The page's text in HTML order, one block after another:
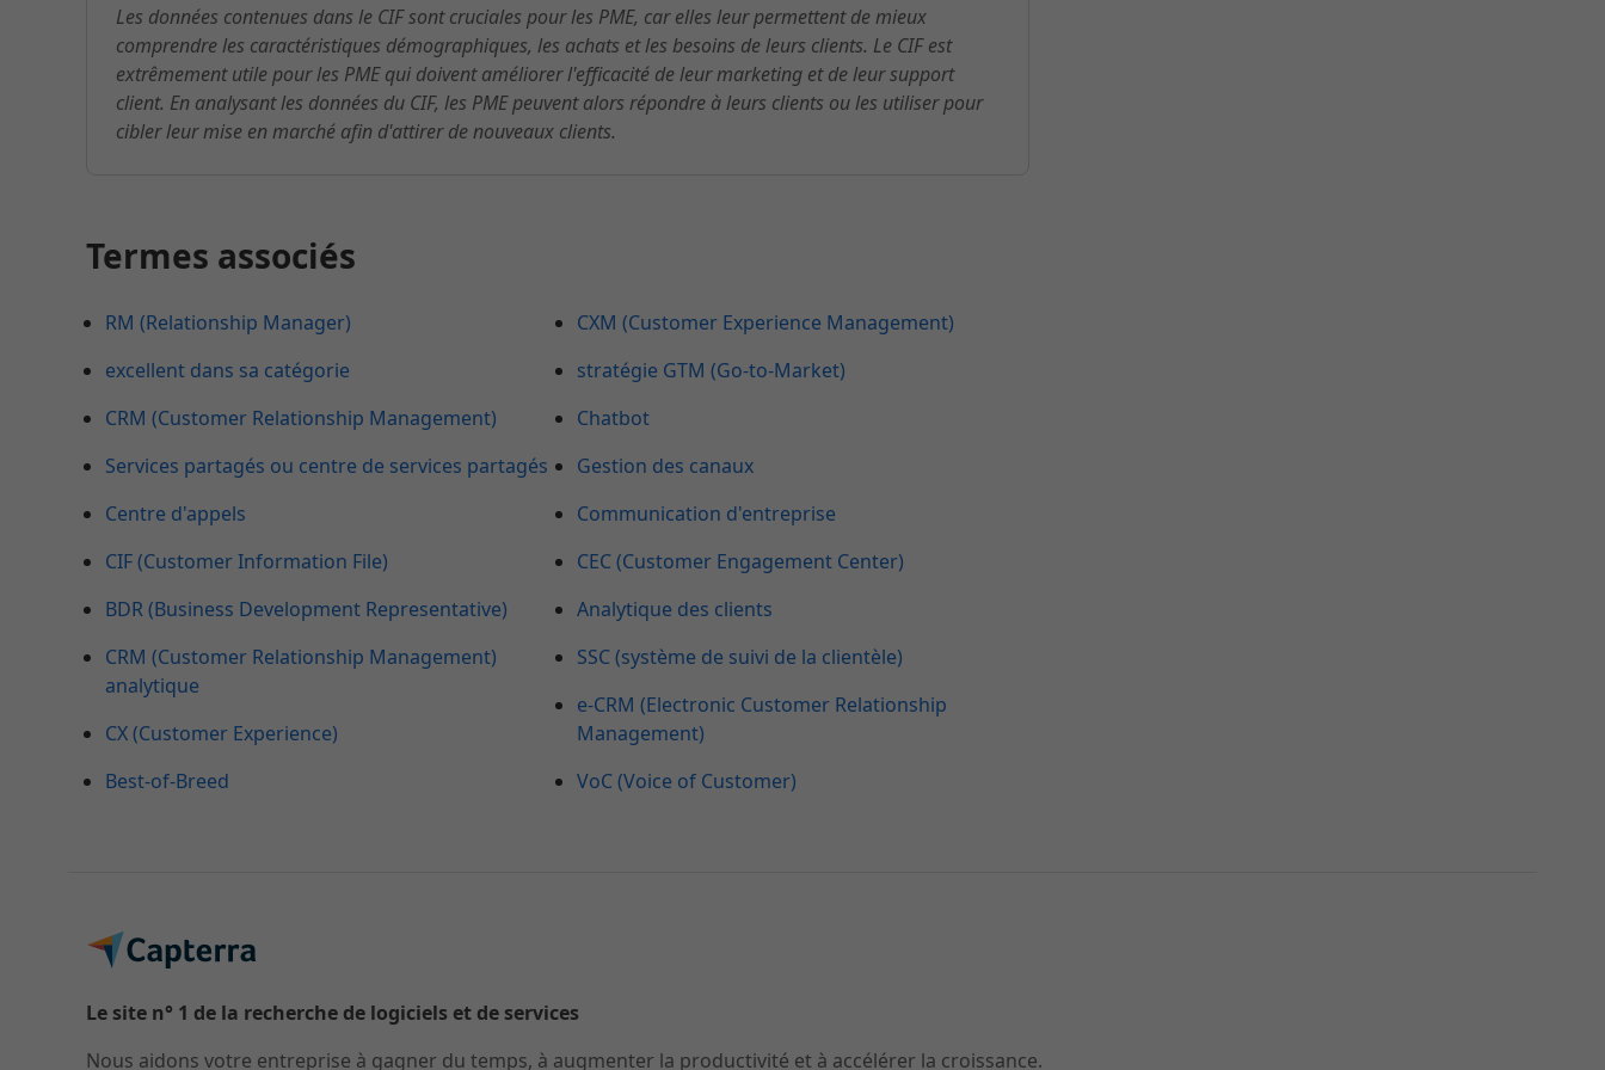
Les données contenues dans le CIF sont cruciales pour les PME, car elles leur permettent de mieux
comprendre les caractéristiques démographiques, les achats et les besoins de leurs clients. Le CIF est
extrêmement utile pour les PME qui doivent améliorer l'efficacité de leur marketing et de leur support
client. En analysant les données du CIF, les PME peuvent alors répondre à leurs clients ou les utiliser pour
cibler leur mise en marché afin d'attirer de nouveaux clients.
Termes associés
RM (Relationship Manager)
excellent dans sa catégorie
CRM (Customer Relationship Management)
Services partagés ou centre de services partagés
Centre d'appels
CIF (Customer Information File)
BDR (Business Development Representative)
CRM (Customer Relationship Management)
analytique
CX (Customer Experience)
Best-of-Breed
CXM (Customer Experience Management)
stratégie GTM (Go-to-Market)
Chatbot
Gestion des canaux
Communication d'entreprise
CEC (Customer Engagement Center)
Analytique des clients
SSC (système de suivi de la clientèle)
e-CRM (Electronic Customer Relationship
Management)
VoC (Voice of Customer)
Le site n° 1 de la recherche de logiciels et de services
Nous aidons votre entreprise à gagner du temps, à augmenter la productivité et à accélérer la croissance.